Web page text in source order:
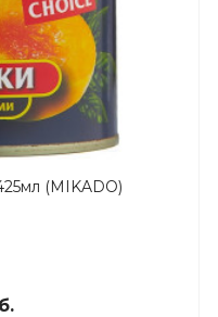
(MIKADO)